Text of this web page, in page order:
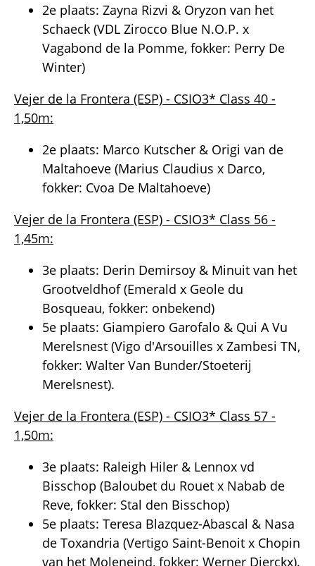
2e plaats: Zayna Rizvi & Oryzon van het
Schaeck (VDL Zirocco Blue N.O.P. x
Vagabond de la Pomme, fokker: Perry De
Winter)
Vejer de la Frontera (ESP) - CSIO3* Class 40 -
1,50m:
2e plaats: Marco Kutscher & Origi van de
Maltahoeve (Marius Claudius x Darco,
fokker: Cvoa De Maltahoeve)
Vejer de la Frontera (ESP) - CSIO3* Class 56 -
1,45m:
3e plaats: Derin Demirsoy & Minuit van het
Grootveldhof (Emerald x Geole du
Bosqueau, fokker: onbekend)
5e plaats: Giampiero Garofalo & Qui A Vu
Merelsnest (Vigo d'Arsouilles x Zambesi TN,
fokker: Walter Van Bunder/Stoeterij
Merelsnest).
Vejer de la Frontera (ESP) - CSIO3* Class 57 -
1,50m:
3e plaats: Raleigh Hiler & Lennox vd
Bisschop (Baloubet du Rouet x Nabab de
Reve, fokker: Stal den Bisschop)
5e plaats: Teresa Blazquez-Abascal & Nasa
de Toxandria (Vertigo Saint-Benoit x Chopin
van het Moleneind, fokker: Werner Dierckx).